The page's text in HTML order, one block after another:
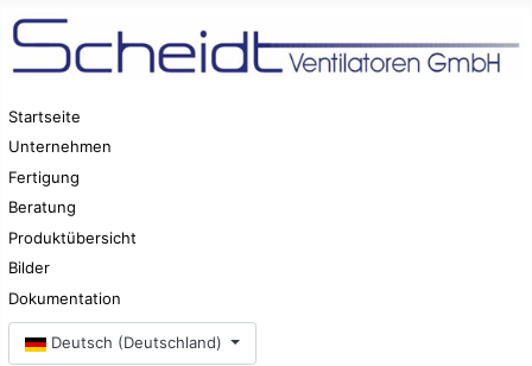
Startseite
Unternehmen
Fertigung
Beratung
Produktübersicht
Bilder
Dokumentation
Sprache auswählen
Deutsch (Deutschland)